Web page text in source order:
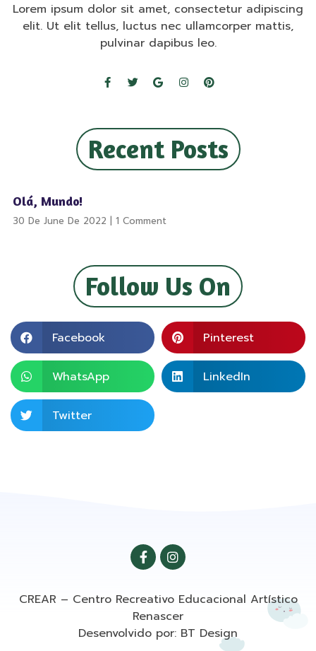
Lorem ipsum dolor sit amet, consectetur adipiscing
elit. Ut elit tellus, luctus nec ullamcorper mattis,
pulvinar dapibus leo.
Recent Posts
Olá, Mundo!
30 De June De 2022 1 Comment
Follow Us On
Facebook Pinterest
WhatsApp LinkedIn
Twitter
CREAR – Centro Recreativo Educacional Artístico
Renascer
Desenvolvido por: BT Design